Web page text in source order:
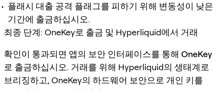
플래시 대출 공격 플래그를 피하기 위해 변동성이 낮은
기간에 출금하십시오.
최종 단계: OneKey로 출금 및 Hyperliquid에서 거래
확인이 통과되면 앱의 보안 인터페이스를 통해 OneKey
로 출금하십시오. 거래를 위해 Hyperliquid의 생태계로
브리징하고, OneKey의 하드웨어 보안으로 개인 키를